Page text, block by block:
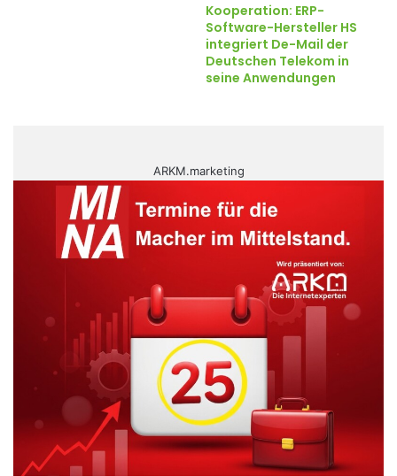
Kooperation: ERP-
Software-Hersteller HS
integriert De-Mail der
Deutschen Telekom in
seine Anwendungen
ARKM.marketing